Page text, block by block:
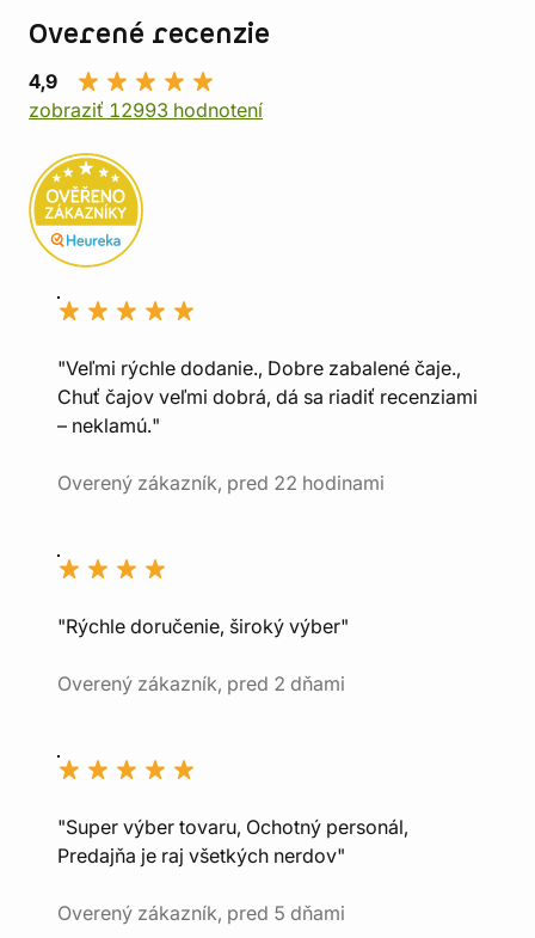
Overené recenzie
4,9
zobraziť 12993 hodnotení
"Veľmi rýchle dodanie., Dobre zabalené čaje.,
Chuť čajov veľmi dobrá, dá sa riadiť recenziami
– neklamú."
Overený zákazník, pred 22 hodinami
"Rýchle doručenie, široký výber"
Overený zákazník, pred 2 dňami
"Super výber tovaru, Ochotný personál,
Predajňa je raj všetkých nerdov"
Overený zákazník, pred 5 dňami